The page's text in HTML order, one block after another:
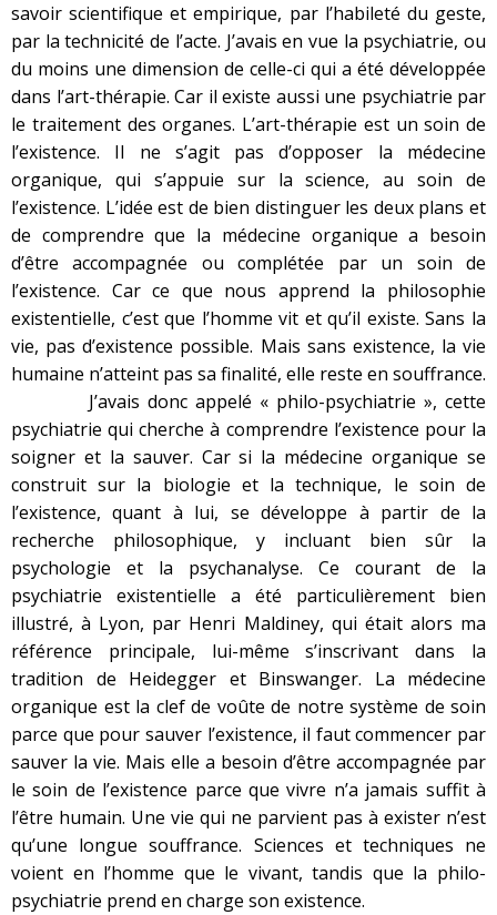
savoir scientifique et empirique, par l’habileté du geste,
par la technicité de l’acte. J’avais en vue la psychiatrie, ou
du moins une dimension de celle-ci qui a été développée
dans l’art-thérapie. Car il existe aussi une psychiatrie par
le traitement des organes. L’art-thérapie est un soin de
l’existence. Il ne s’agit pas d’opposer la médecine
organique, qui s’appuie sur la science, au soin de
l’existence. L’idée est de bien distinguer les deux plans et
de comprendre que la médecine organique a besoin
d’être accompagnée ou complétée par un soin de
l’existence. Car ce que nous apprend la philosophie
existentielle, c’est que l’homme vit et qu’il existe. Sans la
vie, pas d’existence possible. Mais sans existence, la vie
humaine n’atteint pas sa finalité, elle reste en souffrance.
J’avais donc appelé « philo-psychiatrie », cette
psychiatrie qui cherche à comprendre l’existence pour la
soigner et la sauver. Car si la médecine organique se
construit sur la biologie et la technique, le soin de
l’existence, quant à lui, se développe à partir de la
recherche philosophique, y incluant bien sûr la
psychologie et la psychanalyse. Ce courant de la
psychiatrie existentielle a été particulièrement bien
illustré, à Lyon, par Henri Maldiney, qui était alors ma
référence principale, lui-même s’inscrivant dans la
tradition de Heidegger et Binswanger. La médecine
organique est la clef de voûte de notre système de soin
parce que pour sauver l’existence, il faut commencer par
sauver la vie. Mais elle a besoin d’être accompagnée par
le soin de l’existence parce que vivre n’a jamais suffit à
l’être humain. Une vie qui ne parvient pas à exister n’est
qu’une longue souffrance. Sciences et techniques ne
voient en l’homme que le vivant, tandis que la philo-
psychiatrie prend en charge son existence.